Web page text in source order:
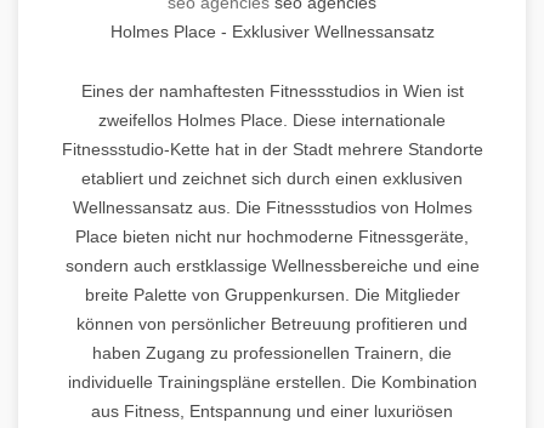
Holmes Place - Exklusiver Wellnessansatz
Eines der namhaftesten Fitnessstudios in Wien ist
zweifellos Holmes Place. Diese internationale
Fitnessstudio-Kette hat in der Stadt mehrere Standorte
etabliert und zeichnet sich durch einen exklusiven
Wellnessansatz aus. Die Fitnessstudios von Holmes
Place bieten nicht nur hochmoderne Fitnessgeräte,
sondern auch erstklassige Wellnessbereiche und eine
breite Palette von Gruppenkursen. Die Mitglieder
können von persönlicher Betreuung profitieren und
haben Zugang zu professionellen Trainern, die
individuelle Trainingspläne erstellen. Die Kombination
aus Fitness, Entspannung und einer luxuriösen